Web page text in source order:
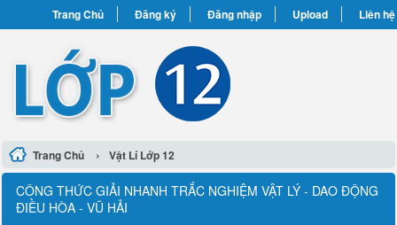
Trang Chủ Đăng ký Đăng nhập Upload Liên hệ
Trang Chủ › Vật Lí Lớp 12
CÔNG THỨC GIẢI NHANH TRẮC NGHIỆM VẬT LÝ - DAO ĐỘNG
ĐIỀU HÒA - VŨ HẢI